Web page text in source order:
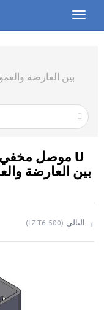
Toggle
بين العارضة
(LZ-T6-500) التالي →